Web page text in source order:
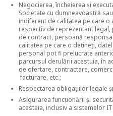
Negocierea, încheierea și
Societate cu dumneavoastră
indiferent de calitatea pe care
respectiv de reprezentant
de contract, persoană
calitatea pe care o dețineți,
personal pot fi prelucrate
parcursul derulării acestuia, în
de ofertare, contractare,
facturare, etc.;
Respectarea obligațiilor legale
Asigurarea funcționării și
acesteia, inclusiv a sistemelor